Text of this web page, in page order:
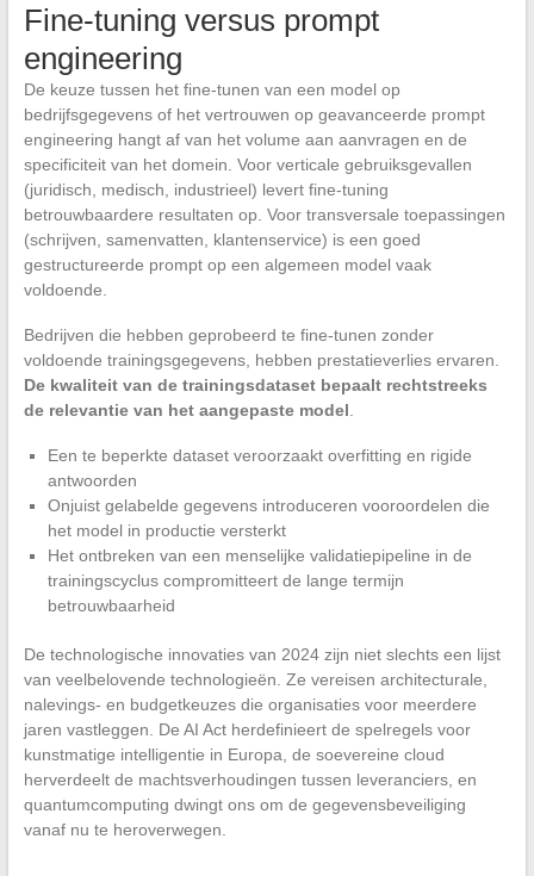
Fine-tuning versus prompt
engineering
De keuze tussen het fine-tunen van een model op
bedrijfsgegevens of het vertrouwen op geavanceerde prompt
engineering hangt af van het volume aan aanvragen en de
specificiteit van het domein. Voor verticale gebruiksgevallen
(juridisch, medisch, industrieel) levert fine-tuning
betrouwbaardere resultaten op. Voor transversale toepassingen
(schrijven, samenvatten, klantenservice) is een goed
gestructureerde prompt op een algemeen model vaak
voldoende.
Bedrijven die hebben geprobeerd te fine-tunen zonder
voldoende trainingsgegevens, hebben prestatieverlies ervaren.
De kwaliteit van de trainingsdataset bepaalt rechtstreeks
de relevantie van het aangepaste model
Een te beperkte dataset veroorzaakt overfitting en rigide
antwoorden
Onjuist gelabelde gegevens introduceren vooroordelen die
het model in productie versterkt
Het ontbreken van een menselijke validatiepipeline in de
trainingscyclus compromitteert de lange termijn
betrouwbaarheid
De technologische innovaties van 2024 zijn niet slechts een lijst
van veelbelovende technologieën. Ze vereisen architecturale,
nalevings- en budgetkeuzes die organisaties voor meerdere
jaren vastleggen. De AI Act herdefinieert de spelregels voor
kunstmatige intelligentie in Europa, de soevereine cloud
herverdeelt de machtsverhoudingen tussen leveranciers, en
quantumcomputing dwingt ons om de gegevensbeveiliging
vanaf nu te heroverwegen.